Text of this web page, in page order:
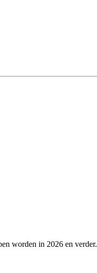
worden in 2026 en verder.